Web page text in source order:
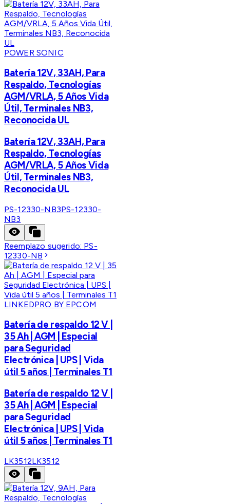
POWER SONIC
Batería 12V, 33AH, Para
Respaldo, Tecnologías
AGM/VRLA, 5 Años Vida
Útil, Terminales NB3,
Reconocida UL
Batería 12V, 33AH, Para
Respaldo, Tecnologías
AGM/VRLA, 5 Años Vida
Útil, Terminales NB3,
Reconocida UL
PS-12330-NB3PS-12330-
NB3
Reemplazo sugerido: PS-
12330-NB
LINKEDPRO BY EPCOM
Batería de respaldo 12 V |
35 Ah | AGM | Especial
para Seguridad
Electrónica | UPS | Vida
útil 5 años | Terminales T1
Batería de respaldo 12 V |
35 Ah | AGM | Especial
para Seguridad
Electrónica | UPS | Vida
útil 5 años | Terminales T1
LK3512LK3512